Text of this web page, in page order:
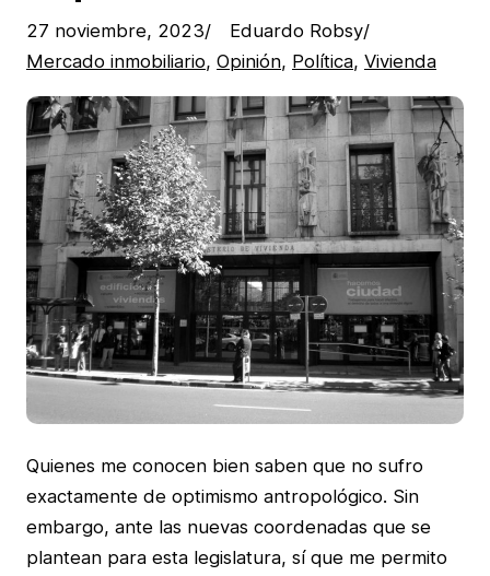
27 noviembre, 2023/ Eduardo Robsy/
Mercado inmobiliario, Opinión, Política, Vivienda
Quienes me conocen bien saben que no sufro
exactamente de optimismo antropológico. Sin
embargo, ante las nuevas coordenadas que se
plantean para esta legislatura, sí que me permito